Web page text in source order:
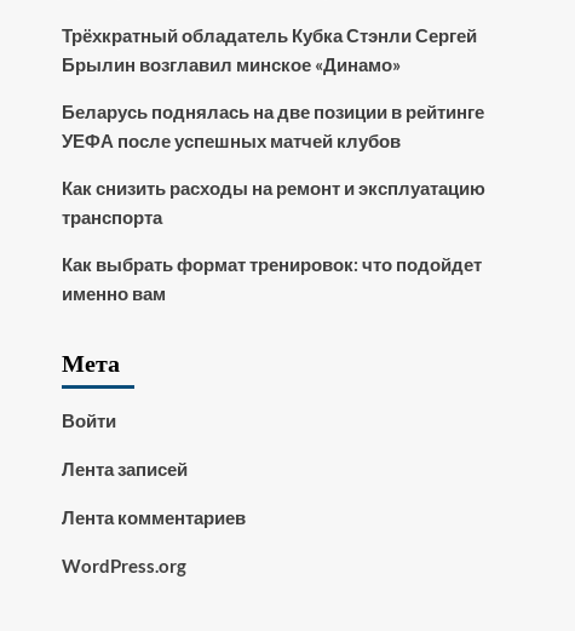
Трёхкратный обладатель Кубка Стэнли Сергей
Брылин возглавил минское «Динамо»
Беларусь поднялась на две позиции в рейтинге
УЕФА после успешных матчей клубов
Как снизить расходы на ремонт и эксплуатацию
транспорта
Как выбрать формат тренировок: что подойдет
именно вам
Мета
Войти
Лента записей
Лента комментариев
WordPress.org